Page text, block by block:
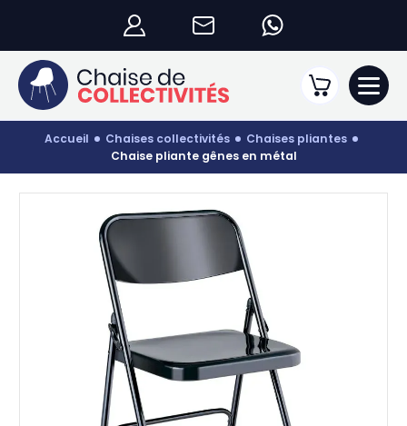
accueil chaises collectivités
chaises pliantes
chaise pliante gênes en métal